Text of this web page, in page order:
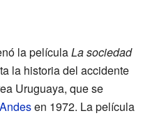
la películaLa sociedad
la historia del accidente
Uruguaya, que se
en 1972. La película